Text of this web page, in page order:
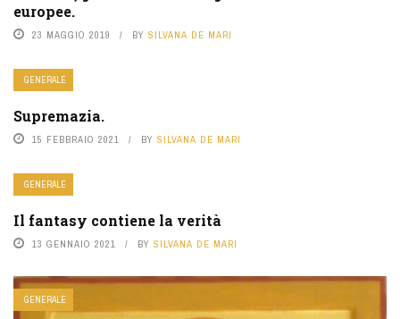
europee.
23 MAGGIO 2019 BY SILVANA DE MARI
GENERALE
Supremazia.
15 FEBBRAIO 2021 BY SILVANA DE MARI
GENERALE
Il fantasy contiene la verità
13 GENNAIO 2021 BY SILVANA DE MARI
GENERALE